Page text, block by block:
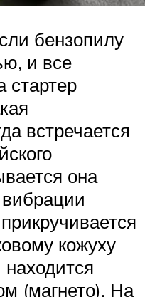
бензопилу
и все
стартер
встречается
она
кожуху
находится
(магнето). На